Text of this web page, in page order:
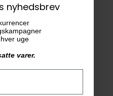
ApS
bygning 7
19 07
nyhedsbrev
uge
varer.